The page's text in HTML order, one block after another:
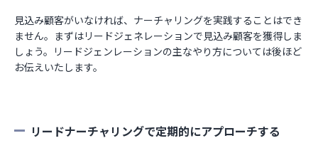
見込み顧客がいなければ、ナーチャリングを実践することはでき
ません。まずはリードジェネレーションで見込み顧客を獲得しま
しょう。リードジェンレーションの主なやり方については後ほど
お伝えいたします。
リードナーチャリングで定期的にアプローチする